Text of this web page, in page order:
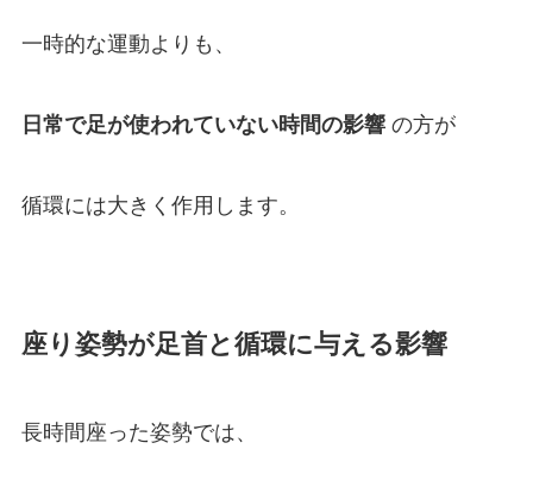
一時的な運動よりも、
日常で足が使われていない時間の影響の方が
循環には大きく作用します。
座り姿勢が足首と循環に与える影響
長時間座った姿勢では、